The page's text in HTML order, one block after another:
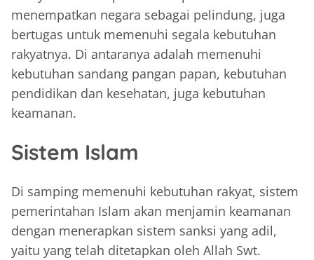
menempatkan negara sebagai pelindung, juga
bertugas untuk memenuhi segala kebutuhan
rakyatnya. Di antaranya adalah memenuhi
kebutuhan sandang pangan papan, kebutuhan
pendidikan dan kesehatan, juga kebutuhan
keamanan.
Sistem Islam
Di samping memenuhi kebutuhan rakyat, sistem
pemerintahan Islam akan menjamin keamanan
dengan menerapkan sistem sanksi yang adil,
yaitu yang telah ditetapkan oleh Allah Swt.